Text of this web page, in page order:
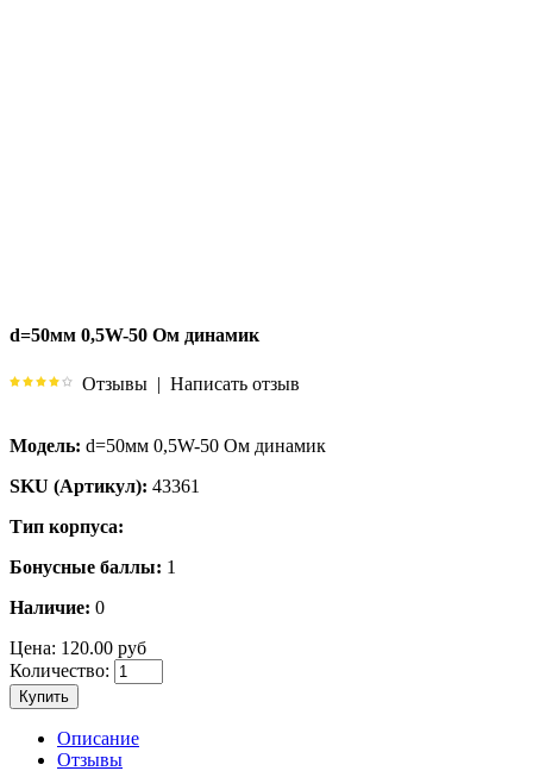
d=50мм 0,5W-50 Ом динамик
Отзывы | Написать отзыв
Модель: d=50мм 0,5W-50 Ом динамик
SKU (Артикул): 43361
Тип корпуса:
Бонусные баллы: 1
Наличие: 0
Цена: 120.00 руб
Количество:
Купить
Описание
Отзывы